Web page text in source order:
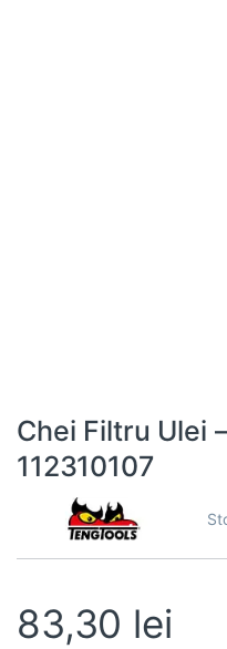
Chei Filtru Ulei
112310107
83,30 lei